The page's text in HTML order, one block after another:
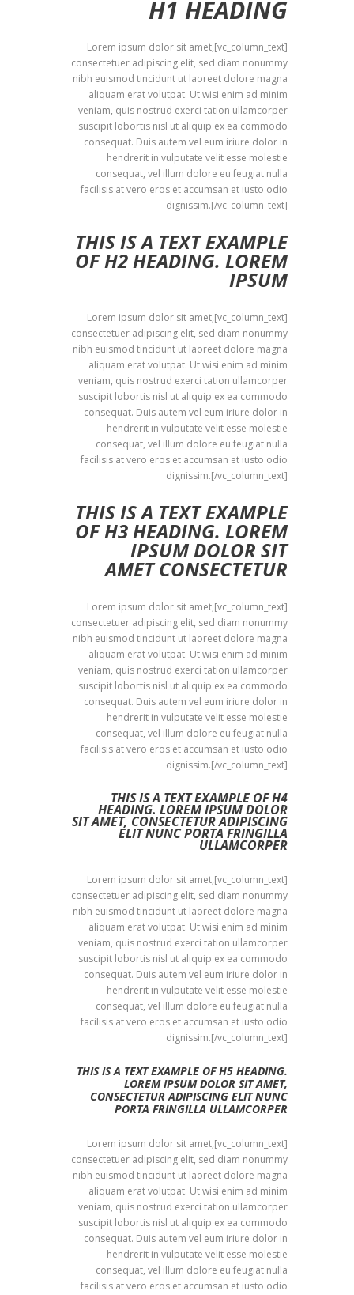
H1 HEADING
[vc_column_text]Lorem ipsum dolor sit amet,
consectetuer adipiscing elit, sed diam nonummy
nibh euismod tincidunt ut laoreet dolore magna
aliquam erat volutpat. Ut wisi enim ad minim
veniam, quis nostrud exerci tation ullamcorper
suscipit lobortis nisl ut aliquip ex ea commodo
consequat. Duis autem vel eum iriure dolor in
hendrerit in vulputate velit esse molestie
consequat, vel illum dolore eu feugiat nulla
facilisis at vero eros et accumsan et iusto odio
dignissim.[/vc_column_text]
THIS IS A TEXT EXAMPLE
OF H2 HEADING. LOREM
IPSUM
[vc_column_text]Lorem ipsum dolor sit amet,
consectetuer adipiscing elit, sed diam nonummy
nibh euismod tincidunt ut laoreet dolore magna
aliquam erat volutpat. Ut wisi enim ad minim
veniam, quis nostrud exerci tation ullamcorper
suscipit lobortis nisl ut aliquip ex ea commodo
consequat. Duis autem vel eum iriure dolor in
hendrerit in vulputate velit esse molestie
consequat, vel illum dolore eu feugiat nulla
facilisis at vero eros et accumsan et iusto odio
dignissim.[/vc_column_text]
THIS IS A TEXT EXAMPLE
OF H3 HEADING. LOREM
IPSUM DOLOR SIT
AMET CONSECTETUR
[vc_column_text]Lorem ipsum dolor sit amet,
consectetuer adipiscing elit, sed diam nonummy
nibh euismod tincidunt ut laoreet dolore magna
aliquam erat volutpat. Ut wisi enim ad minim
veniam, quis nostrud exerci tation ullamcorper
suscipit lobortis nisl ut aliquip ex ea commodo
consequat. Duis autem vel eum iriure dolor in
hendrerit in vulputate velit esse molestie
consequat, vel illum dolore eu feugiat nulla
facilisis at vero eros et accumsan et iusto odio
dignissim.[/vc_column_text]
THIS IS A TEXT EXAMPLE OF H4
HEADING. LOREM IPSUM DOLOR
SIT AMET, CONSECTETUR ADIPISCING
ELIT NUNC PORTA FRINGILLA
ULLAMCORPER
[vc_column_text]Lorem ipsum dolor sit amet,
consectetuer adipiscing elit, sed diam nonummy
nibh euismod tincidunt ut laoreet dolore magna
aliquam erat volutpat. Ut wisi enim ad minim
veniam, quis nostrud exerci tation ullamcorper
suscipit lobortis nisl ut aliquip ex ea commodo
consequat. Duis autem vel eum iriure dolor in
hendrerit in vulputate velit esse molestie
consequat, vel illum dolore eu feugiat nulla
facilisis at vero eros et accumsan et iusto odio
dignissim.[/vc_column_text]
THIS IS A TEXT EXAMPLE OF H5 HEADING.
LOREM IPSUM DOLOR SIT AMET,
CONSECTETUR ADIPISCING ELIT NUNC
PORTA FRINGILLA ULLAMCORPER
[vc_column_text]Lorem ipsum dolor sit amet,
consectetuer adipiscing elit, sed diam nonummy
nibh euismod tincidunt ut laoreet dolore magna
aliquam erat volutpat. Ut wisi enim ad minim
veniam, quis nostrud exerci tation ullamcorper
suscipit lobortis nisl ut aliquip ex ea commodo
consequat. Duis autem vel eum iriure dolor in
hendrerit in vulputate velit esse molestie
consequat, vel illum dolore eu feugiat nulla
facilisis at vero eros et accumsan et iusto odio